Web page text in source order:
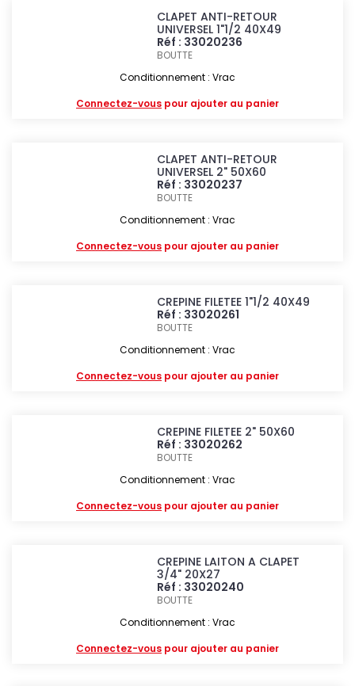
CLAPET ANTI-RETOUR
UNIVERSEL 1"1/2 40X49
Réf : 33020236
BOUTTE
Conditionnement : Vrac
Connectez-vous pour ajouter au panier
CLAPET ANTI-RETOUR
UNIVERSEL 2" 50X60
Réf : 33020237
BOUTTE
Conditionnement : Vrac
Connectez-vous pour ajouter au panier
CREPINE FILETEE 1"1/2 40X49
Réf : 33020261
BOUTTE
Conditionnement : Vrac
Connectez-vous pour ajouter au panier
CREPINE FILETEE 2" 50X60
Réf : 33020262
BOUTTE
Conditionnement : Vrac
Connectez-vous pour ajouter au panier
CREPINE LAITON A CLAPET
3/4" 20X27
Réf : 33020240
BOUTTE
Conditionnement : Vrac
Connectez-vous pour ajouter au panier